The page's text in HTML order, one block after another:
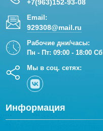
+7(963)152-93-08
Email:
929308@mail.ru
Рабочие дни/часы:
Пн - Пт: 09:00 - 18:00
Мы в соц. сетях:
Информация